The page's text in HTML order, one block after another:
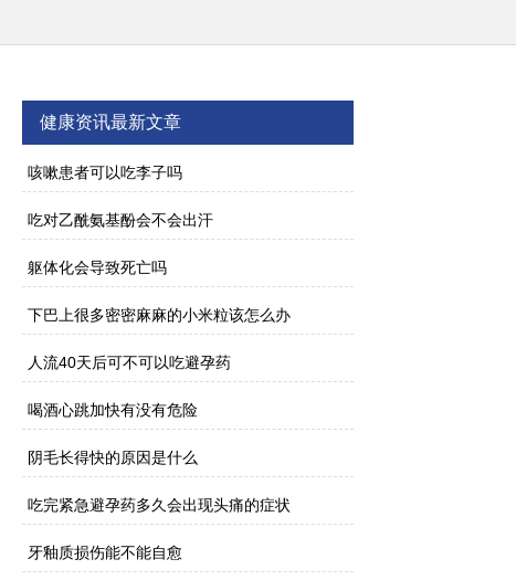
健康资讯最新文章
咳嗽患者可以吃李子吗
吃对乙酰氨基酚会不会出汗
躯体化会导致死亡吗
下巴上很多密密麻麻的小米粒该怎么办
人流40天后可不可以吃避孕药
喝酒心跳加快有没有危险
阴毛长得快的原因是什么
吃完紧急避孕药多久会出现头痛的症状
牙釉质损伤能不能自愈